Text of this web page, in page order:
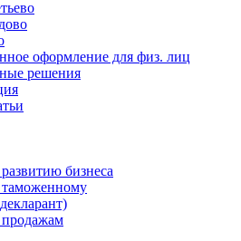
оформление для физ. лиц
решения
бизнеса